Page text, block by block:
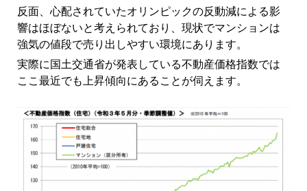
反面、心配されていたオリンピックの反動減による影
響はほぼないと考えられており、現状でマンションは
強気の値段で売り出しやすい環境にあります。
実際に国土交通省が発表している不動産価格指数では
ここ最近でも上昇傾向にあることが伺えます。